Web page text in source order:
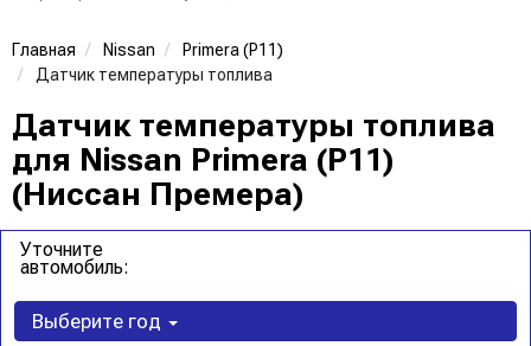
Главная Nissan
Primera (P11)
Датчик температуры топлива
Датчик температуры топлива
для Nissan Primera (P11)
(Ниссан Премера)
Уточните
автомобиль:
Выберите год